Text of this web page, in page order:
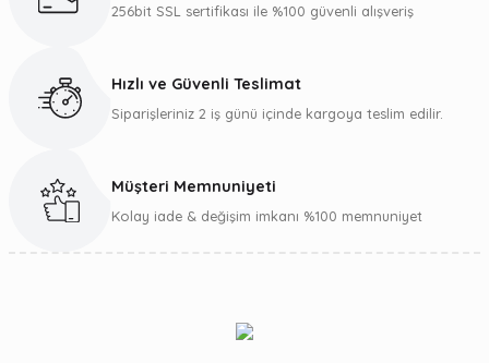
256bit SSL sertifikası ile %100 güvenli alışveriş
Hızlı ve Güvenli Teslimat
Siparişleriniz 2 iş günü içinde kargoya teslim edilir.
Müşteri Memnuniyeti
Kolay iade & değişim imkanı %100 memnuniyet